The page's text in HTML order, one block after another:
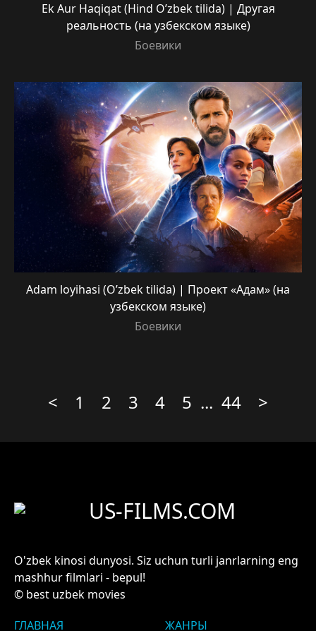
Ek Aur Haqiqat (Hind O’zbek tilida) | Другая
реальность (на узбекском языке)
Боевики
Adam loyihasi (O’zbek tilida) | Проект «Адам» (на
узбекском языке)
Боевики
< 1 2 3 4 5 ... 44 >
US-FILMS.COM
O'zbek kinosi dunyosi. Siz uchun turli janrlarning eng
mashhur filmlari - bepul!
© best uzbek movies
ГЛАВНАЯ
ЖАНРЫ